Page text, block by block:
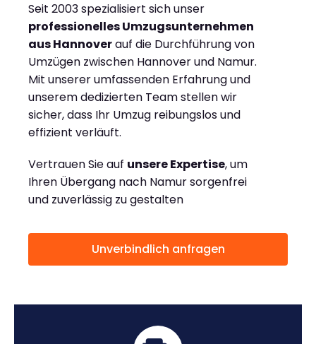
Seit 2003 spezialisiert sich unser
professionelles Umzugsunternehmen
aus Hannoverauf die Durchführung von
Umzügen zwischen Hannover und Namur.
Mit unserer umfassenden Erfahrung und
unserem dedizierten Team stellen wir
sicher, dass Ihr Umzug reibungslos und
effizient verläuft.
Vertrauen Sie auf unsere Expertise, um
Ihren Übergang nach Namur sorgenfrei
und zuverlässig zu gestalten
Unverbindlich anfragen